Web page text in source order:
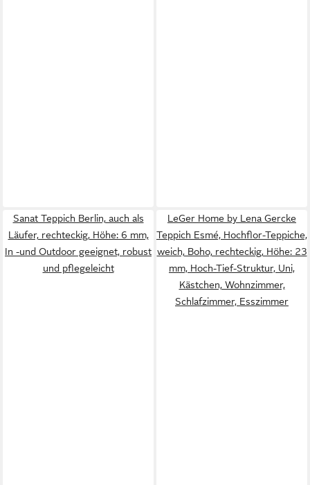
Sanat Teppich Berlin, auch als
Läufer, rechteckig, Höhe: 6 mm,
In -und Outdoor geeignet, robust
und pflegeleicht
LeGer Home by Lena Gercke
Teppich Esmé, Hochflor-Teppiche,
weich, Boho, rechteckig, Höhe: 23
mm, Hoch-Tief-Struktur, Uni,
Kästchen, Wohnzimmer,
Schlafzimmer, Esszimmer